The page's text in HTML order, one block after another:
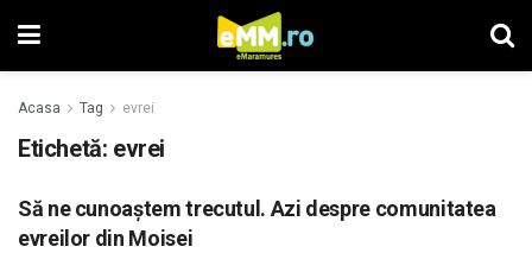
Acasa Tag evrei
Etichetă: evrei
Să ne cunoaştem trecutul. Azi despre comunitatea
evreilor din Moisei